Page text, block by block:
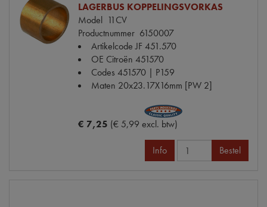
LAGERBUS KOPPELINGSVORKAS
Model 11CV
Productnummer 6150007
Artikelcode JF451.570
OE Citroën 451570
Codes 451570 | P159
Maten 20x23.17X16mm [PW 2]
€ 7,25 (€ 5,99 excl. btw)
Info Bestel